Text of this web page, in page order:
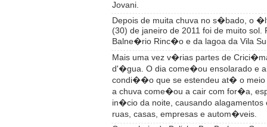
Jovani.
Depois de muita chuva no s�bado, o
(30) de janeiro de 2011 foi de muito sol.
Balne�rio Rinc�o e da lagoa da Vila
Mais uma vez v�rias partes de
d'�gua. O dia come�ou ensolarado e
condi��o que se estendeu at� o meio
a chuva come�ou a cair com for�a,
in�cio da noite, causando
ruas, casas, empresas e autom�veis.